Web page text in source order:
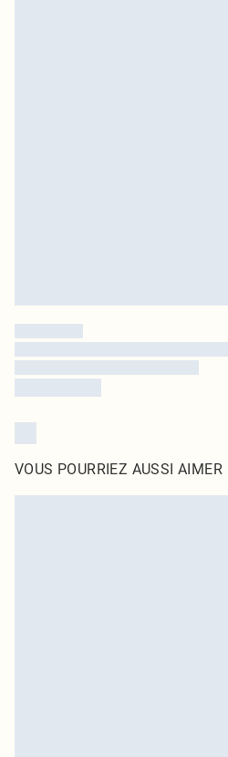
VOUS POURRIEZ AUSSI AIMER